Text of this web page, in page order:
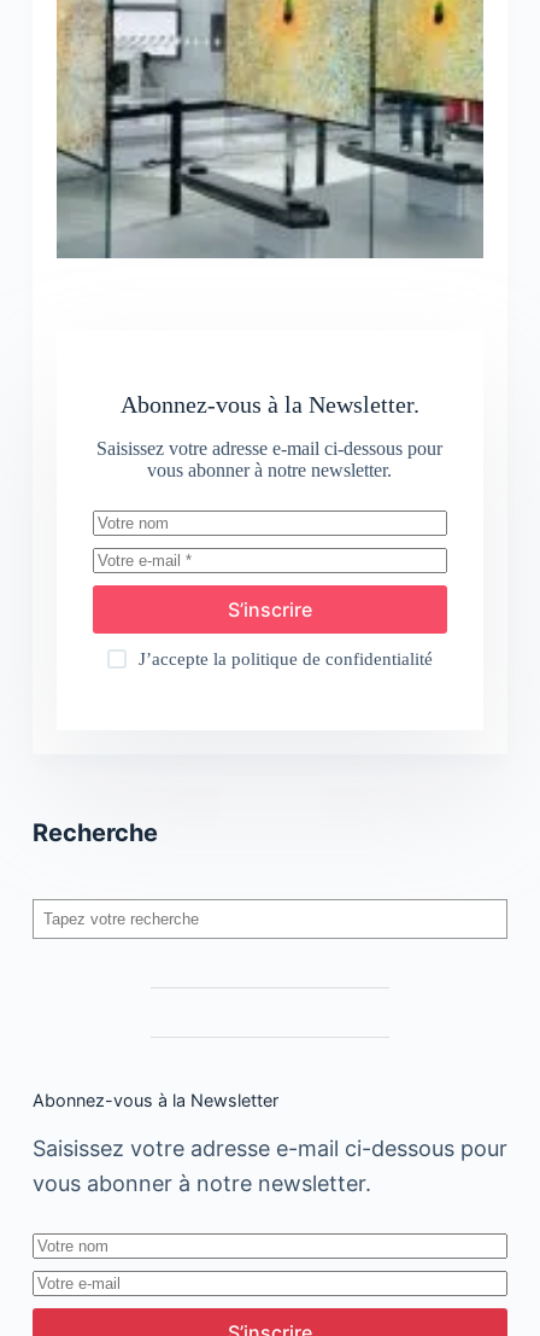
Abonnez-vous à la Newsletter.
Saisissez votre adresse e-mail ci-dessous pour
vous abonner à notre newsletter.
S’inscrire
J’accepte la politique de confidentialité
Recherche
Rechercher
Abonnez-vous à la Newsletter
Saisissez votre adresse e-mail ci-dessous pour
vous abonner à notre newsletter.